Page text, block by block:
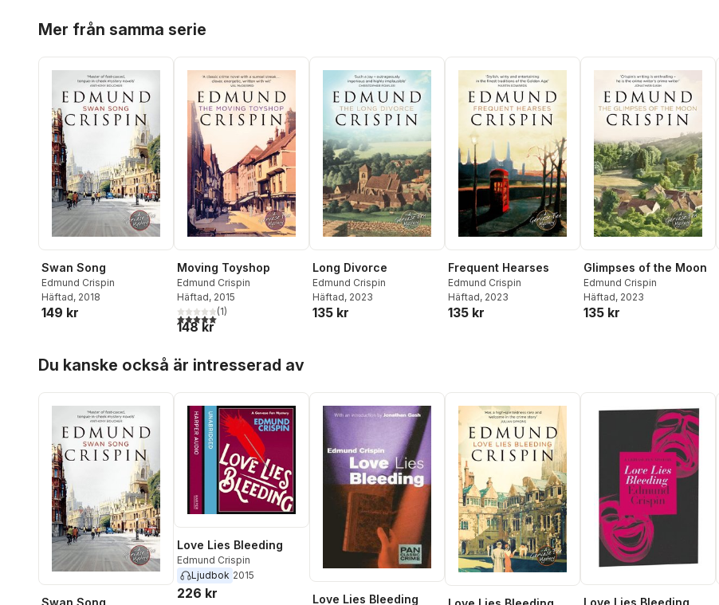
Mer från samma serie
Swan Song
Edmund Crispin
Häftad, 2018
149 kr
Moving Toyshop
Edmund Crispin
Häftad, 2015
5,0utav 5 stjärnor. Totalt antal röster:
(1)
148 kr
Long Divorce
Edmund Crispin
Häftad, 2023
135 kr
Frequent Hearses
Edmund Crispin
Häftad, 2023
135 kr
Glimpses of the Moon
Edmund Crispin
Häftad, 2023
135 kr
Du kanske också är intresserad av
Love Lies Bleeding
Edmund Crispin
Ljudbok 2015
226 kr Love Lies Bleeding